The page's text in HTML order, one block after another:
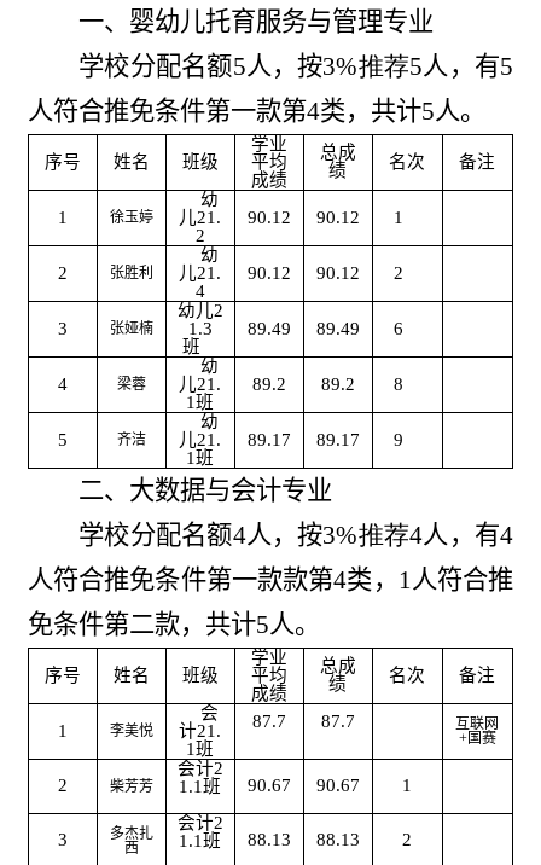
一、婴幼儿托育服务与管理专业
学校分配名额5人，按3%推荐5人，有5
人符合推免条件第一款第4类，共计5人。
序号 姓名 班级
学业
平均
成绩
总成
绩
名次 备注
1 徐玉婷
幼
儿21.
2
90.12 90.12 1
2 张胜利
幼
儿21.
4
90.12 90.12 2
3 张娅楠
幼儿2
1.3
班
89.49 89.49 6
4 梁蓉
幼
儿21.
1班
89.2 89.2 8
5 齐洁
幼
儿21.
1班
89.17 89.17 9
二、大数据与会计专业
学校分配名额4人，按3%推荐4人，有4
人符合推免条件第一款款第4类，1人符合推
免条件第二款，共计5人。
序号 姓名 班级
学业
平均
成绩
总成
绩
名次 备注
1 李美悦
会
计21.
1班
87.7 87.7
互联网
+国赛
2 柴芳芳
会计2
1.1班 90.67 90.67 1
3
多杰扎
西
会计2
1.1班 88.13 88.13 2